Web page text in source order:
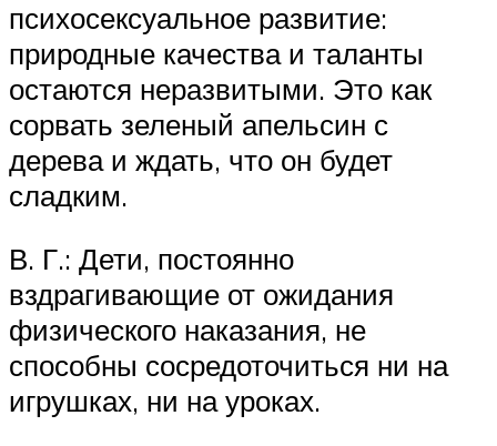
психосексуальное развитие:
природные качества и таланты
остаются неразвитыми. Это как
сорвать зеленый апельсин с
дерева и ждать, что он будет
сладким.
В. Г.: Дети, постоянно
вздрагивающие от ожидания
физического наказания, не
способны сосредоточиться ни на
игрушках, ни на уроках.